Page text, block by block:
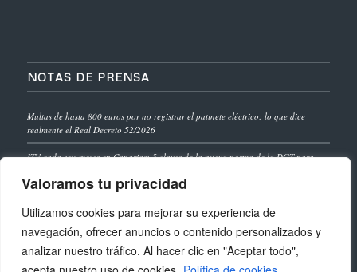
Valoramos tu privacidad
Utilizamos cookies para mejorar su experiencia de
navegación, ofrecer anuncios o contenido personalizados y
analizar nuestro tráfico. Al hacer clic en "Aceptar todo",
NOTAS DE PRENSA
Multas de hasta 800 euros por no registrar el patinete eléctrico: lo que dice
realmente el Real Decreto 52/2026
ITV cada seis meses en Canarias: 5 claves de la nueva norma de la DGT para
conductores de Canarias